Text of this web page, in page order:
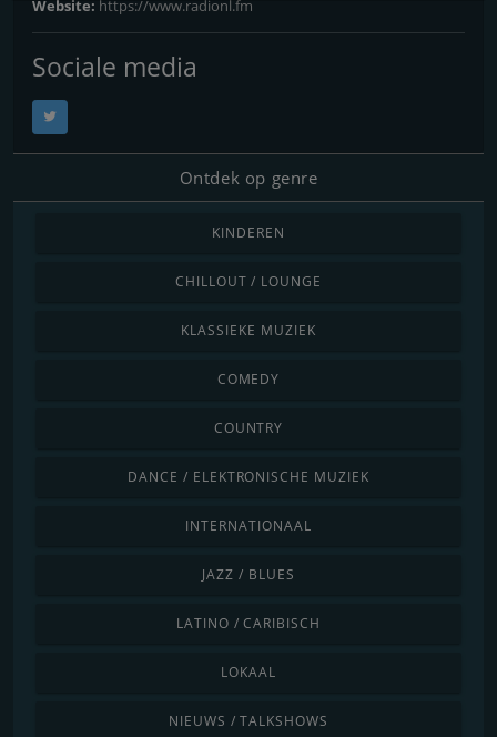
Website:https://www.radionl.fm
Sociale media
Ontdek op genre
KINDEREN
CHILLOUT / LOUNGE
KLASSIEKE MUZIEK
COMEDY
COUNTRY
DANCE / ELEKTRONISCHE MUZIEK
INTERNATIONAAL
JAZZ / BLUES
LATINO / CARIBISCH
LOKAAL
NIEUWS / TALKSHOWS